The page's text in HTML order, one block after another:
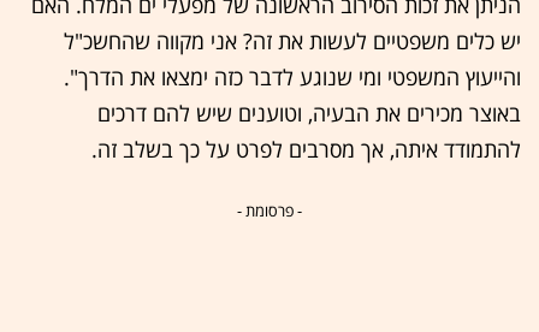
יש כלים משפטיים לעשות את זה? אני מקווה שהחשכ"ל
והייעוץ המשפטי ומי שנוגע לדבר כזה ימצאו את הדרך".
באוצר מכירים את הבעיה, וטוענים שיש להם דרכים
להתמודד איתה, אך מסרבים לפרט על כך בשלב זה.
- פרסומת -